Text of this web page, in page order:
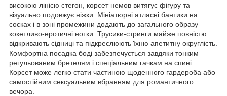
високою лінією стегон, корсет немов витягує фігуру та
візуально подовжує ніжки. Мініатюрні атласні бантики на
сосках і в зоні промежини додають до загального образу
кокетливо-еротичні нотки. Трусики-стринги майже повністю
відкривають сідниці та підкреслюють їхню апетитну округлість.
Комфортна посадка боді забезпечується завдяки тонким
регульованим бретелям і спеціальним гачкам на спині.
Корсет може легко стати частиною щоденного гардероба або
самостійним сексуальним вбранням для романтичного
вечора.